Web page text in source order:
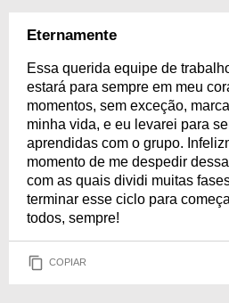
Eternamente
Essa querida equipe de
estará para sempre em meu
momentos, sem exceção,
minha vida, e eu levarei para
aprendidas com o grupo.
momento de me despedir
com as quais dividi muitas
terminar esse ciclo para
todos, sempre!
COPIAR